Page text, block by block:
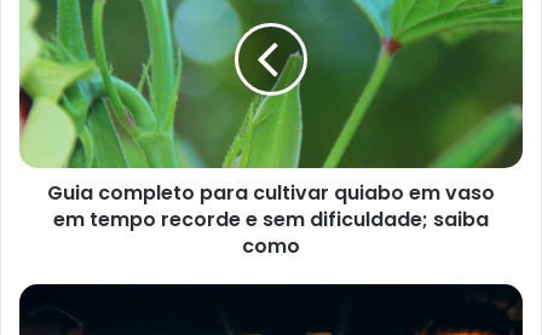
Como dito anteriormente, existem muitas formas de
organizar essa exibição. Abaixo, você poderá conferir
algumas dessas opções que podem ser aplicadas tanto
para a sua casa quanto para o seu apartamento.
Guia completo para cultivar quiabo em vaso
em tempo recorde e sem dificuldade; saiba
como